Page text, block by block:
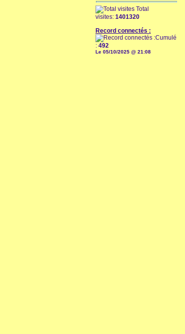
Total
visites: 1401320
Record connectés :
Cumulé
: 492
Le 05/10/2025 @ 21:08